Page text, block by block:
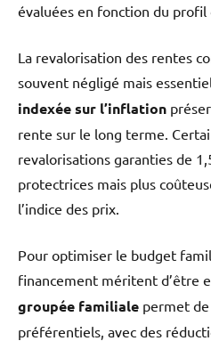
évaluées en fonction du profil
La revalorisation des rentes
souvent négligé mais essentiel.
indexée sur l’inflation
rente sur le long terme.
revalorisations garanties de
protectrices mais plus
l’indice des prix.
Pour optimiser le budget
financement méritent d’être
groupée familiale permet
préférentiels, avec des